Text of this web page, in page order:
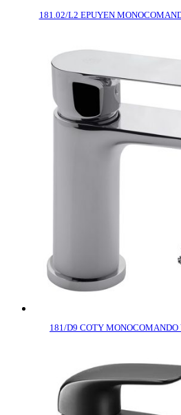
181.02/L2 EPUYEN
181/D9 COTY MONOCOMANDO